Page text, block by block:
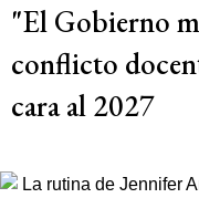
"El Gobierno
conflicto
cara al 2027